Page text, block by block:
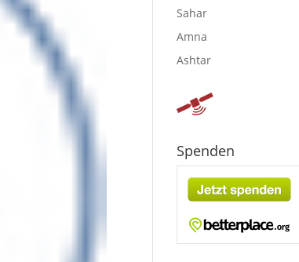
Sahar
Amna
Ashtar
Spenden